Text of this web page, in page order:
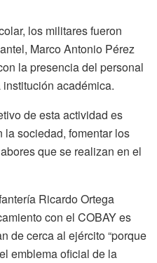
los militares fueron
Marco Antonio Pérez
la presencia del personal
académica.
de esta actividad es
la sociedad, fomentar los
que se realizan en el
Ricardo Ortega
con el COBAY es
de cerca al ejército “porque
emblema oficial de la